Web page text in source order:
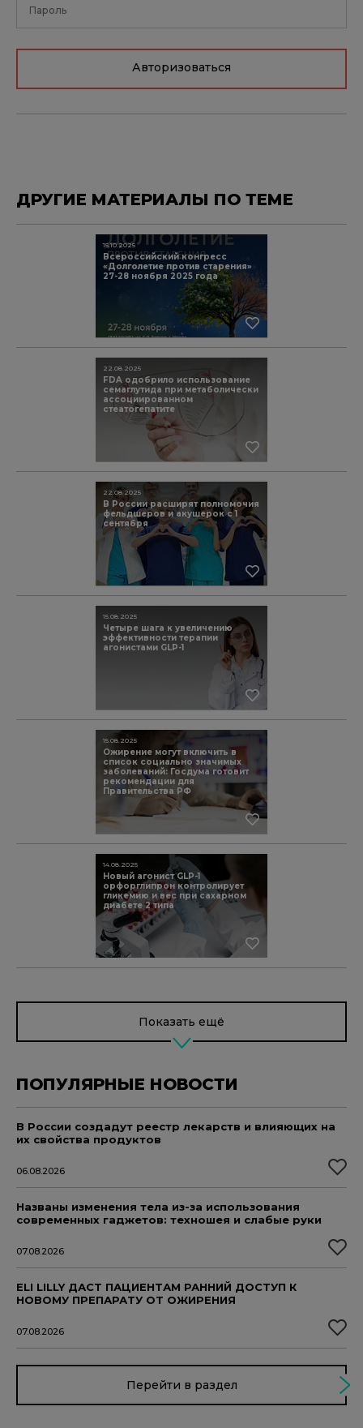
Авторизоваться
ДРУГИЕ МАТЕРИАЛЫ ПО ТЕМЕ
Всероссийский конгресс
«Долголетие против старения»
27-28 ноября 2025 года
15.10.2025
FDA одобрило использование
семаглутида при метаболически
ассоциированном
стеатогепатите
22.08.2025
В России расширят полномочия
фельдшеров и акушерок с 1
сентября
22.08.2025
Четыре шага к увеличению
эффективности терапии
агонистами GLP-1
15.08.2025
Ожирение могут включить в
список социально значимых
заболеваний: Госдума готовит
рекомендации для
Правительства РФ
15.08.2025
Новый агонист GLP-1
орфорглипрон контролирует
гликемию и вес при сахарном
диабете 2 типа
14.08.2025
Показать ещё
ПОПУЛЯРНЫЕ НОВОСТИ
В России создадут реестр лекарств и влияющих на
их свойства продуктов
06.08.2026
Названы изменения тела из-за использования
современных гаджетов: техношея и слабые руки
07.08.2026
ELI LILLY ДАСТ ПАЦИЕНТАМ РАННИЙ ДОСТУП К
НОВОМУ ПРЕПАРАТУ ОТ ОЖИРЕНИЯ
07.08.2026
Перейти в раздел